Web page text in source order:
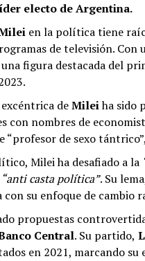
electo de Argentina.
en la política tiene
de televisión.
figura destacada del
deMileiha sido
con nombres de
“profesor de sexo tántrico”,
Milei ha desafiado a la
“anti casta política”. Su
con su enfoque de cambio
propuestas
Central. Su partido,
en 2021, marcando